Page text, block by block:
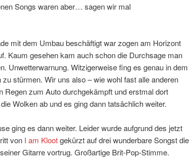
Songs waren aber… sagen wir mal
mit dem Umbau beschäftigt war zogen am Horizont
Kaum gesehen kam auch schon die Durchsage man
Unwetterwarnung. Witzigerweise fing es genau in dem
stürmen. Wir uns also – wie wohl fast alle anderen
Regen zum Auto durchgekämpft und erstmal dort
Wolken ab und es ging dann tatsächlich weiter.
ging es dann weiter. Leider wurde aufgrund des jetzt
von I am Klootgekürzt auf drei wunderbare Songst die
Gitarre vortrug. Großartige Brit-Pop-Stimme.